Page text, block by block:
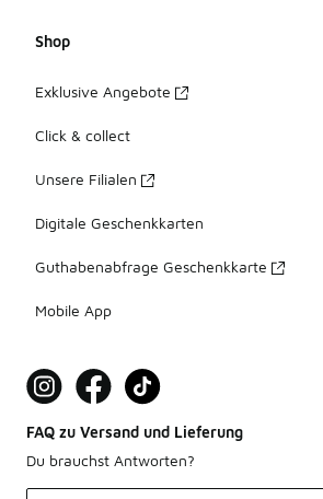
Shop
Exklusive Angebote
Click & collect
Unsere Filialen
Digitale Geschenkkarten
Guthabenabfrage Geschenkkarte
Mobile App
FAQ zu Versand und Lieferung
Du brauchst Antworten?